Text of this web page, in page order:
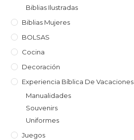
Biblias Ilustradas
Biblias Mujeres
BOLSAS
Cocina
Decoración
Experiencia Bíblica De Vacaciones
Manualidades
Souvenirs
Uniformes
Juegos